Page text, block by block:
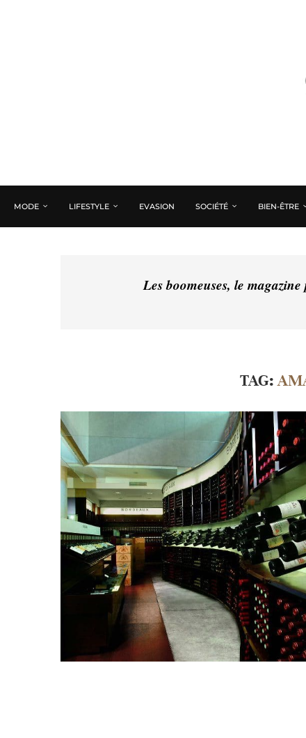
MODE LIFESTYLE EVASION SOCIÉTÉ BIEN-ÊTRE
Les boomeuses, le
TAG: